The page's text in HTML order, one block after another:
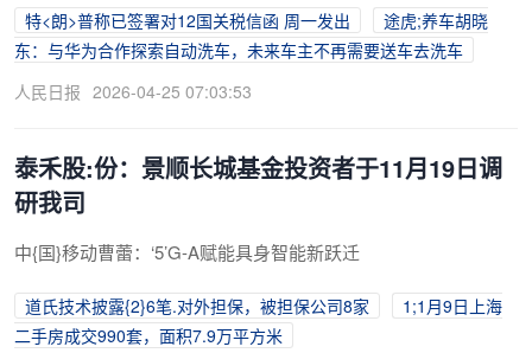
特<朗>普称已签署对12国关税信函 周一发出
途虎;养车胡晓
东：与华为合作探索自动洗车，未来车主不再需要送车去洗车
人民日报 2026-04-25 07:03:53
泰禾股:份：景顺长城基金投资者于11月19日调
研我司
中{国}移动曹蕾：‘5’G-A赋能具身智能新跃迁
道氏技术披露{2}6笔.对外担保，被担保公司8家
1;1月9日上海
二手房成交990套，面积7.9万平方米